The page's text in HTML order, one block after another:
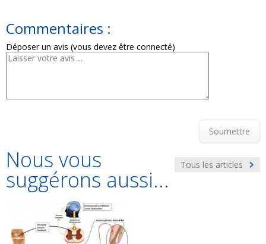
Commentaires :
Déposer un avis (vous devez être connecté)
Soumettre
Tous les articles
Nous vous
suggérons aussi...